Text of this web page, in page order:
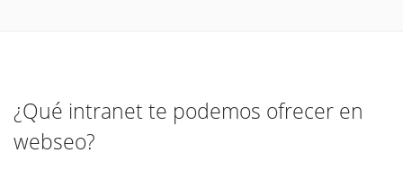
¿Qué intranet te podemos ofrecer en
webseo?